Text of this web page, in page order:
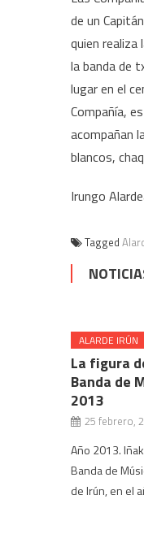
de un
quien realiza
la banda de
lugar en el
Compañía,
acompañan
blancos,
Irungo
Tagged
ALARDE IRÚN
La figura
Banda de
2013
25 febrero,
Año 2013.
Banda de
de Irún, en el